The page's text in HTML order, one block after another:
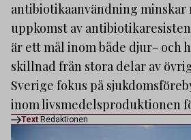
antibiotikaanvändning minskar
uppkomst av
är ett mål inom både djur- och
skillnad från stora delar av
Sverige fokus på
inom livsmedelsproduktionen
Text Redaktionen